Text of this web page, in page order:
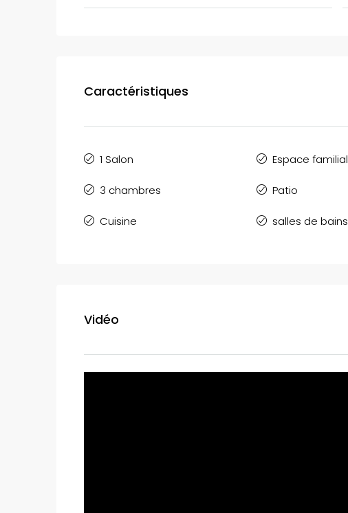
Caractéristiques
1 Salon
3 chambres
Cuisine
Espace familial
Patio
salles de bains
Vidéo